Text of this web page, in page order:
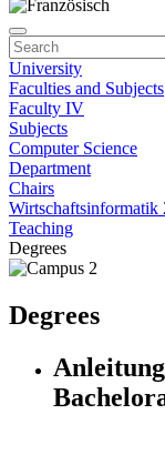
University
Faculties and Subjects
Faculty IV
Subjects
Computer Science
Department
Chairs
Wirtschaftsinformatik
Teaching
Degrees
Degrees